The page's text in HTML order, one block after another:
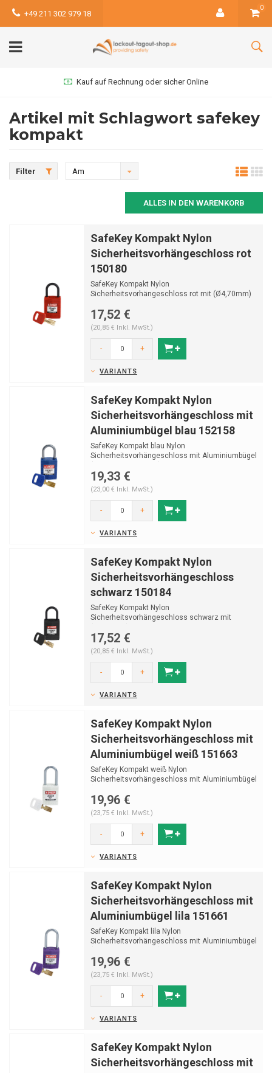
+49 211 302 979 18
0
Kauf auf Rechnung oder sicher Online
Artikel mit Schlagwort safekey
kompakt
Filter
Am
ALLES IN DEN WARENKORB
SafeKey Kompakt Nylon
Sicherheitsvorhängeschloss rot
150180
SafeKey Kompakt Nylon
Sicherheitsvorhängeschloss rot mit (Ø4,70mm)
17,52 €
(20,85 € Inkl. MwSt.)
- +
VARIANTS
SafeKey Kompakt Nylon
Sicherheitsvorhängeschloss mit
Aluminiumbügel blau 152158
SafeKey Kompakt blau Nylon
Sicherheitsvorhängeschloss mit Aluminiumbügel
19,33 €
(23,00 € Inkl. MwSt.)
- +
VARIANTS
SafeKey Kompakt Nylon
Sicherheitsvorhängeschloss
schwarz 150184
SafeKey Kompakt Nylon
Sicherheitsvorhängeschloss schwarz mit
17,52 €
(20,85 € Inkl. MwSt.)
- +
VARIANTS
SafeKey Kompakt Nylon
Sicherheitsvorhängeschloss mit
Aluminiumbügel weiß 151663
SafeKey Kompakt weiß Nylon
Sicherheitsvorhängeschloss mit Aluminiumbügel
19,96 €
(23,75 € Inkl. MwSt.)
- +
VARIANTS
SafeKey Kompakt Nylon
Sicherheitsvorhängeschloss mit
Aluminiumbügel lila 151661
SafeKey Kompakt lila Nylon
Sicherheitsvorhängeschloss mit Aluminiumbügel
19,96 €
(23,75 € Inkl. MwSt.)
- +
VARIANTS
SafeKey Kompakt Nylon
Sicherheitsvorhängeschloss mit